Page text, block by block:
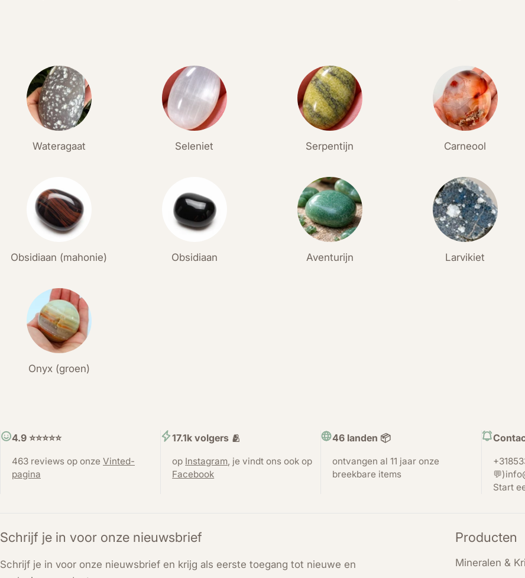
Wateragaat Seleniet Serpentijn Carneool
Obsidiaan (mahonie) Obsidiaan Aventurijn Larvikiet
Onyx (groen)
4.9 ⭐️⭐️⭐️⭐️⭐️
463 reviews op onze Vinted-
pagina
17.1k volgers 🫂
op Instagram, je vindt ons ook op
Facebook
46 landen 📦
ontvangen al 11 jaar onze
breekbare items
Start
Schrijf je in voor onze nieuwsbrief
Schrijf je in voor onze nieuwsbrief en krijg als eerste toegang tot nieuwe en
Producten
Mineralen &